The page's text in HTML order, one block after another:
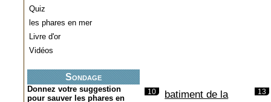
Quiz
les phares en mer
Livre d'or
Vidéos
Sondage
Donnez votre suggestion
pour sauver les phares en
batiment de la
10 13